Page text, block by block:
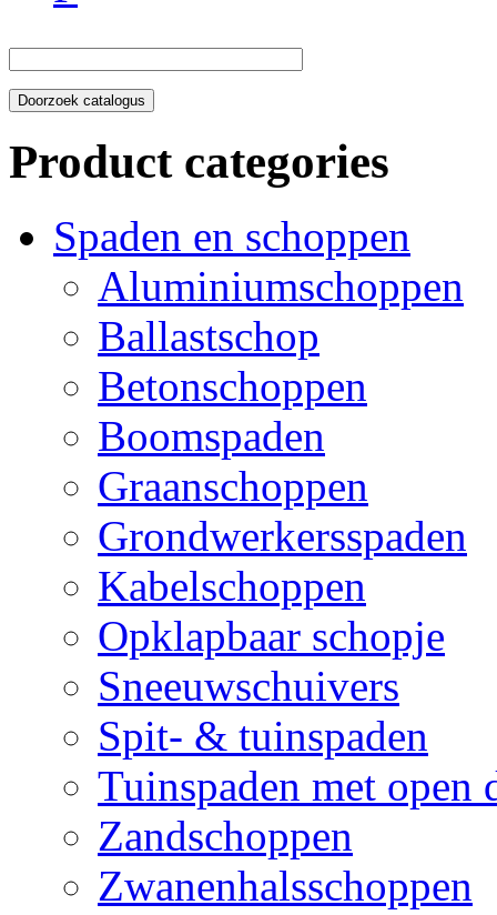
Product categories
Spaden en schoppen
Aluminiumschoppen
Ballastschop
Betonschoppen
Boomspaden
Graanschoppen
Grondwerkersspaden
Kabelschoppen
Opklapbaar schopje
Sneeuwschuivers
Spit- & tuinspaden
Tuinspaden met open
Zandschoppen
Zwanenhalsschoppen